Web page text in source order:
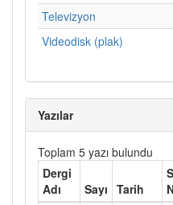
Televizyon
Videodisk (plak)
Yazılar
Toplam 5 yazı bulundu
Dergi
Adı
Sayı Tarih